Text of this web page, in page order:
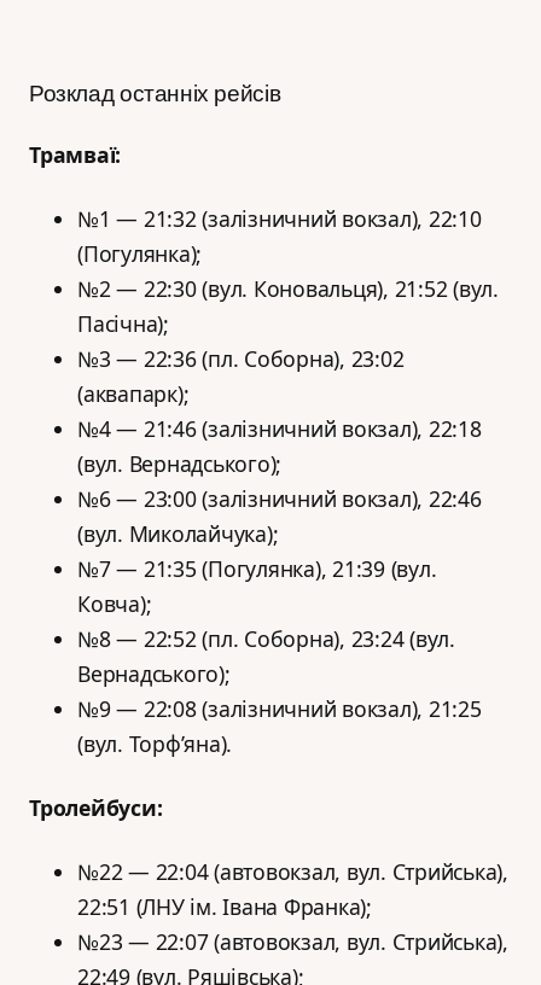
Розклад останніх рейсів
Трамваї:
№1 — 21:32 (залізничний вокзал), 22:10
(Погулянка);
№2 — 22:30 (вул. Коновальця), 21:52 (вул.
Пасічна);
№3 — 22:36 (пл. Соборна), 23:02
(аквапарк);
№4 — 21:46 (залізничний вокзал), 22:18
(вул. Вернадського);
№6 — 23:00 (залізничний вокзал), 22:46
(вул. Миколайчука);
№7 — 21:35 (Погулянка), 21:39 (вул.
Ковча);
№8 — 22:52 (пл. Соборна), 23:24 (вул.
Вернадського);
№9 — 22:08 (залізничний вокзал), 21:25
(вул. Торф’яна).
Тролейбуси:
№22 — 22:04 (автовокзал, вул. Стрийська),
22:51 (ЛНУ ім. Івана Франка);
№23 — 22:07 (автовокзал, вул. Стрийська),
22:49 (вул. Ряшівська);